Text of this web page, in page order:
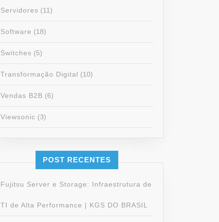
Servidores (11)
Software (18)
Switches (5)
Transformação Digital (10)
Vendas B2B (6)
Viewsonic (3)
POST RECENTES
Fujitsu Server e Storage: Infraestrutura de
TI de Alta Performance | KGS DO BRASIL